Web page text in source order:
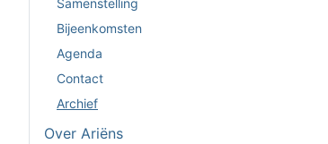
Bijeenkomsten
Agenda
Contact
Archief
Over Ariëns